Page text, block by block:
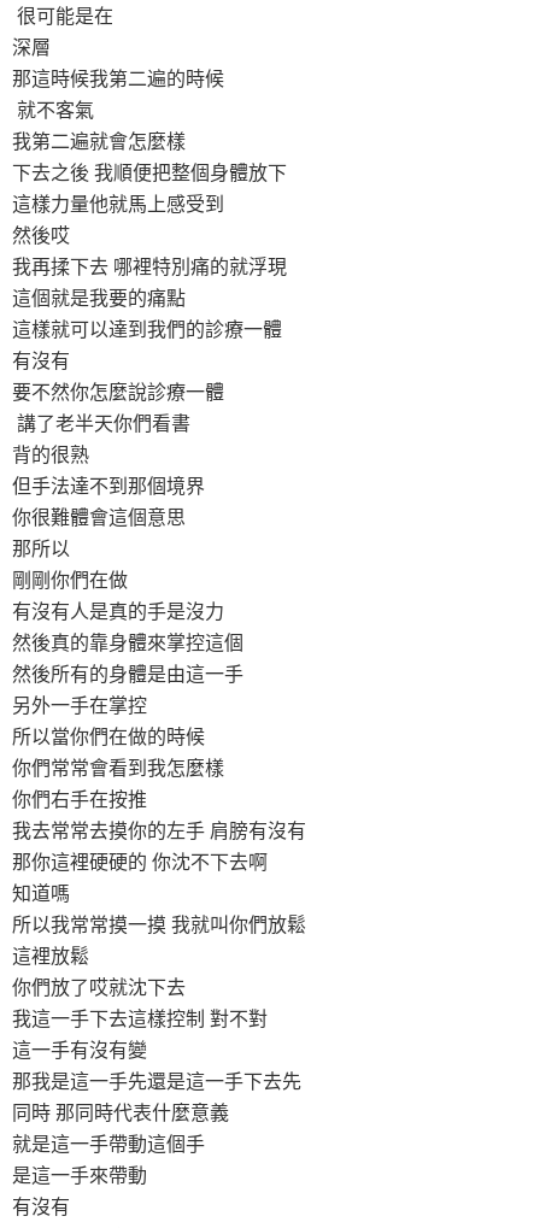
很可能是在
深層
那這時候我第二遍的時候
就不客氣
我第二遍就會怎麼樣
下去之後 我順便把整個身體放下
這樣力量他就馬上感受到
然後哎
我再揉下去 哪裡特別痛的就浮現
這個就是我要的痛點
這樣就可以達到我們的診療一體
有沒有
要不然你怎麼說診療一體
講了老半天你們看書
背的很熟
但手法達不到那個境界
你很難體會這個意思
那所以
剛剛你們在做
有沒有人是真的手是沒力
然後真的靠身體來掌控這個
然後所有的身體是由這一手
另外一手在掌控
所以當你們在做的時候
你們常常會看到我怎麼樣
你們右手在按推
我去常常去摸你的左手 肩膀有沒有
那你這裡硬硬的 你沈不下去啊
知道嗎
所以我常常摸一摸 我就叫你們放鬆
這裡放鬆
你們放了哎就沈下去
我這一手下去這樣控制 對不對
這一手有沒有變
那我是這一手先還是這一手下去先
同時 那同時代表什麼意義
就是這一手帶動這個手
是這一手來帶動
有沒有